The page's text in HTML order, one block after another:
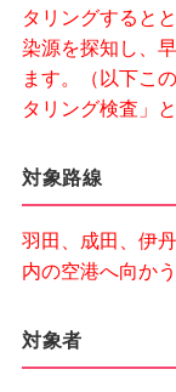
タリングすると
染源を探知し、
ます。（以下こ
タリング検査」
対象路線
羽田、成田、伊
内の空港へ向か
対象者